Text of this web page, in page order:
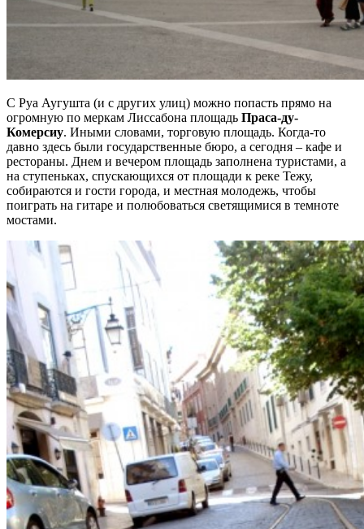
С Руа Аугушта (и с других улиц) можно попасть прямо на
огромную по меркам Лиссабона площадь Праса-ду-
Комерсиу. Иными словами, торговую площадь. Когда-то
давно здесь были государственные бюро, а сегодня – кафе и
рестораны. Днем и вечером площадь заполнена туристами, а
на ступеньках, спускающихся от площади к реке Тежу,
собираются и гости города, и местная молодежь, чтобы
поиграть на гитаре и полюбоваться светящимися в темноте
мостами.